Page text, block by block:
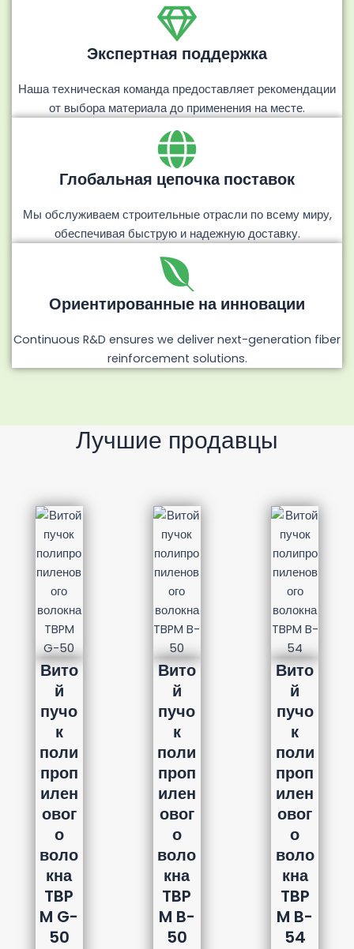
Экспертная поддержка
Наша техническая команда предоставляет рекомендации
от выбора материала до применения на месте.
Глобальная цепочка поставок
Мы обслуживаем строительные отрасли по всему миру,
обеспечивая быструю и надежную доставку.
Ориентированные на инновации
Continuous R&D ensures we deliver next-generation fiber
reinforcement solutions.
Лучшие продавцы
Вито
й
пучо
к
поли
проп
илен
овог
о
воло
кна
TBP
M G-
50
Вито
й
пучо
к
поли
проп
илен
овог
о
воло
кна
TBP
M B-
50
Вито
й
пучо
к
поли
проп
илен
овог
о
воло
кна
TBP
M B-
54